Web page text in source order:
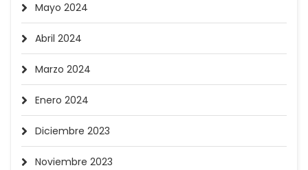
Mayo 2024
Abril 2024
Marzo 2024
Enero 2024
Diciembre 2023
Noviembre 2023